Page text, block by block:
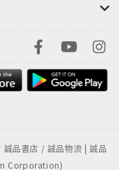
品書店 / 誠品物流 | 誠品
Corporation)